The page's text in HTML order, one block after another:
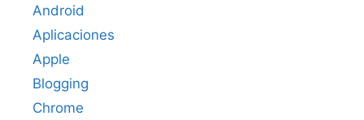
Android
Aplicaciones
Apple
Blogging
Chrome